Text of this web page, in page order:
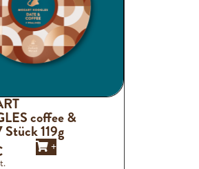
coffee &
Stück 119g
+